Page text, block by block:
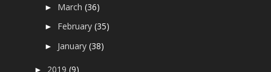
► March(36)
► February(35)
► January(38)
► 2019(9)